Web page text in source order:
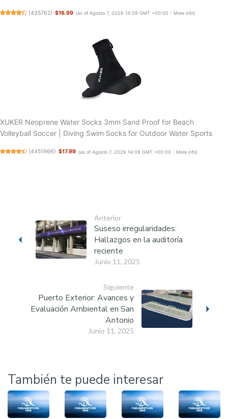
(435762) $16.99 (as of Agosto 7, 2026 14:09 GMT +00:00 - More info)
XUKER Neoprene Water Socks 3mm Sand Proof for Beach
Volleyball Soccer | Diving Swim Socks for Outdoor Water Sports
(4451966) $17.99 (as of Agosto 7, 2026 14:09 GMT +00:00 - More info)
Anterior
Junio 11, 2025
Suseso irregularidades:
Hallazgos en la auditoría
reciente
Siguiente
Junio 11, 2025
Puerto Exterior: Avances y
Evaluación Ambiental en San
Antonio
También te puede interesar